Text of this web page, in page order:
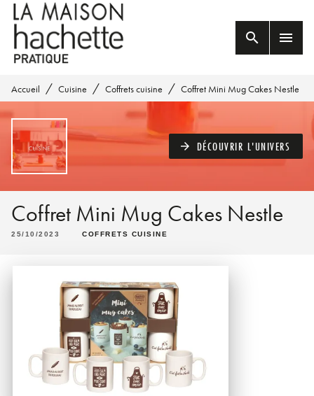
MENU RECHERCHE
PIED DE PAGE
search menu
Accueil / Cuisine / Coffrets cuisine / Coffret Mini Mug Cakes Nestle
arrow_forward DÉCOUVRIR L'UNIVERS
Coffret Mini Mug Cakes Nestle
25/10/2023 COFFRETS CUISINE